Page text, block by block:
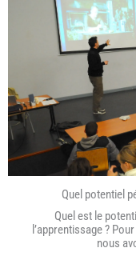
Quel potentiel
Quel est le
l’apprentissage ?
nous